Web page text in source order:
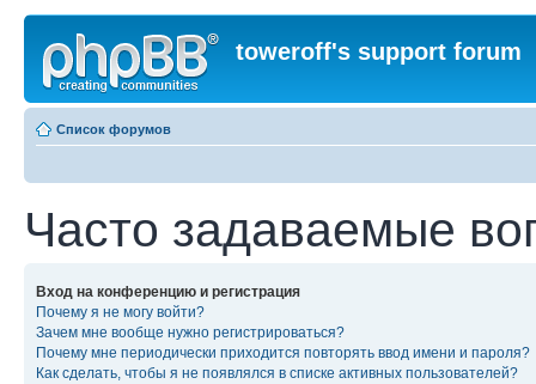
toweroff's support forum
Список форумов
Часто задаваемые
Вход на конференцию и регистрация
Почему я не могу войти?
Зачем мне вообще нужно регистрироваться?
Почему мне периодически приходится повторять ввод имени и пароля?
Как сделать, чтобы я не появлялся в списке активных пользователей?